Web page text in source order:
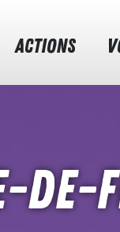
ACTIONS
de-